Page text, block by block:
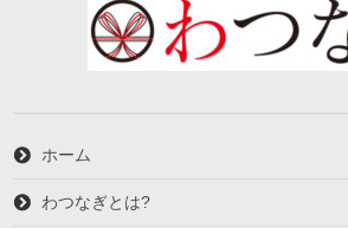
ホーム
わつなぎとは?